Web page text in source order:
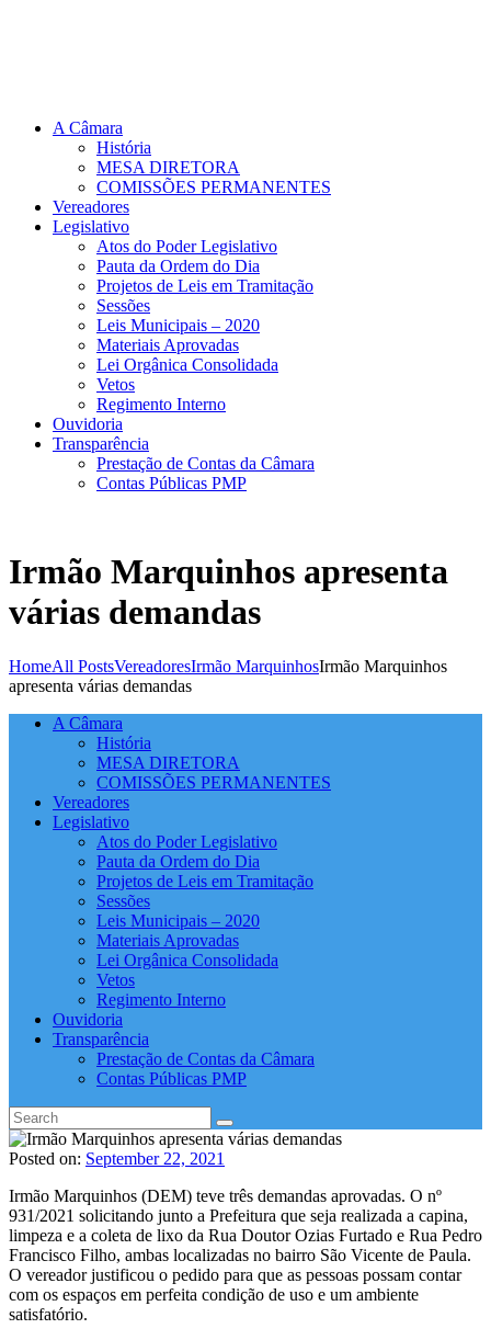
A Câmara
História
MESA DIRETORA
COMISSÕES PERMANENTES
Vereadores
Legislativo
Atos do Poder Legislativo
Pauta da Ordem do Dia
Projetos de Leis em Tramitação
Sessões
Leis Municipais – 2020
Materiais Aprovadas
Lei Orgânica Consolidada
Vetos
Regimento Interno
Ouvidoria
Transparência
Prestação de Contas da Câmara
Contas Públicas PMP
Irmão Marquinhos apresenta
várias demandas
HomeAll PostsVereadoresIrmão MarquinhosIrmão Marquinhos
apresenta várias demandas
A Câmara
História
MESA DIRETORA
COMISSÕES PERMANENTES
Vereadores
Legislativo
Atos do Poder Legislativo
Pauta da Ordem do Dia
Projetos de Leis em Tramitação
Sessões
Leis Municipais – 2020
Materiais Aprovadas
Lei Orgânica Consolidada
Vetos
Regimento Interno
Ouvidoria
Transparência
Prestação de Contas da Câmara
Contas Públicas PMP
Posted on: September 22, 2021
Irmão Marquinhos (DEM) teve três demandas aprovadas. O nº
931/2021 solicitando junto a Prefeitura que seja realizada a capina,
limpeza e a coleta de lixo da Rua Doutor Ozias Furtado e Rua Pedro
Francisco Filho, ambas localizadas no bairro São Vicente de Paula.
O vereador justificou o pedido para que as pessoas possam contar
com os espaços em perfeita condição de uso e um ambiente
satisfatório.